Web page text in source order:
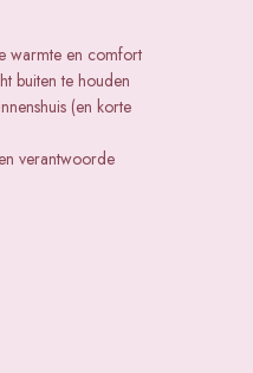
warmte en comfort
buiten te houden
(en korte
verantwoorde